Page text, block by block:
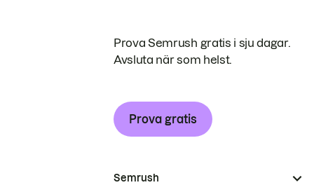
Prova Semrush gratis i sju dagar.
Avsluta när som helst.
Prova gratis
Semrush